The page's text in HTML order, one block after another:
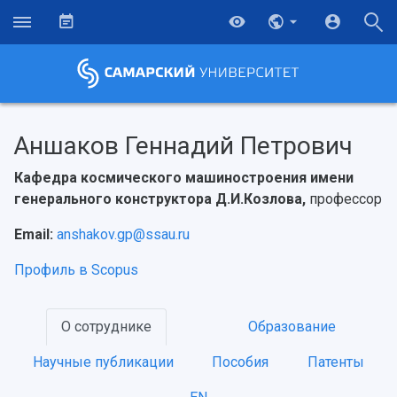
Аншаков Геннадий Петрович
Кафедра космического машиностроения имени
генерального конструктора Д.И.Козлова, профессор
Email: anshakov.gp@ssau.ru
Профиль в Scopus
О сотруднике Образование
Научные публикации Пособия Патенты